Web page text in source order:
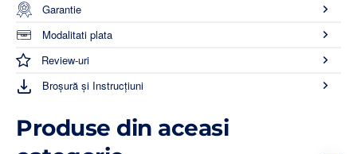
Garantie
Modalitati plata
Review-uri
Broșură și Instrucțiuni
Produse din aceasi